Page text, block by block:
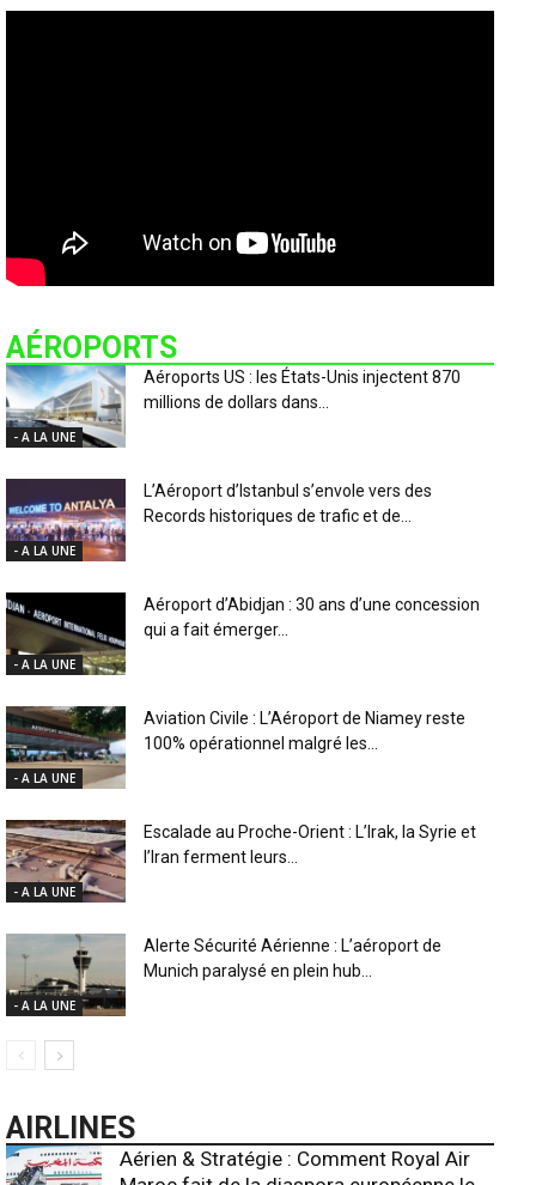
AÉROPORTS
- A LA UNE
Aéroports US : les États-Unis injectent 870
millions de dollars dans...
- A LA UNE
L’Aéroport d’Istanbul s’envole vers des
Records historiques de trafic et de...
- A LA UNE
Aéroport d’Abidjan : 30 ans d’une concession
qui a fait émerger...
- A LA UNE
Aviation Civile : L’Aéroport de Niamey reste
100% opérationnel malgré les...
- A LA UNE
Escalade au Proche-Orient : L’Irak, la Syrie et
l’Iran ferment leurs...
- A LA UNE
Alerte Sécurité Aérienne : L’aéroport de
Munich paralysé en plein hub...
AIRLINES
Aérien & Stratégie : Comment Royal Air